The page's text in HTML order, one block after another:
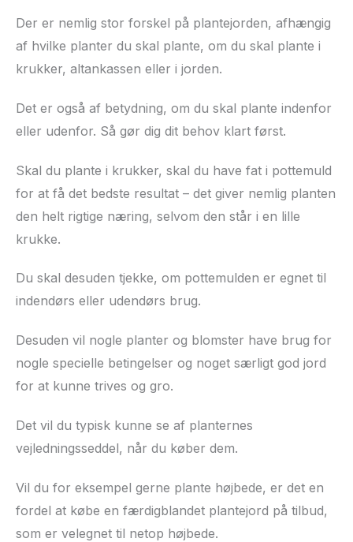
Der er nemlig stor forskel på plantejorden, afhængig
af hvilke planter du skal plante, om du skal plante i
krukker, altankassen eller i jorden.
Det er også af betydning, om du skal plante indenfor
eller udenfor. Så gør dig dit behov klart først.
Skal du plante i krukker, skal du have fat i pottemuld
for at få det bedste resultat – det giver nemlig planten
den helt rigtige næring, selvom den står i en lille
krukke.
Du skal desuden tjekke, om pottemulden er egnet til
indendørs eller udendørs brug.
Desuden vil nogle planter og blomster have brug for
nogle specielle betingelser og noget særligt god jord
for at kunne trives og gro.
Det vil du typisk kunne se af planternes
vejledningsseddel, når du køber dem.
Vil du for eksempel gerne plante højbede, er det en
fordel at købe en færdigblandet plantejord på tilbud,
som er velegnet til netop højbede.